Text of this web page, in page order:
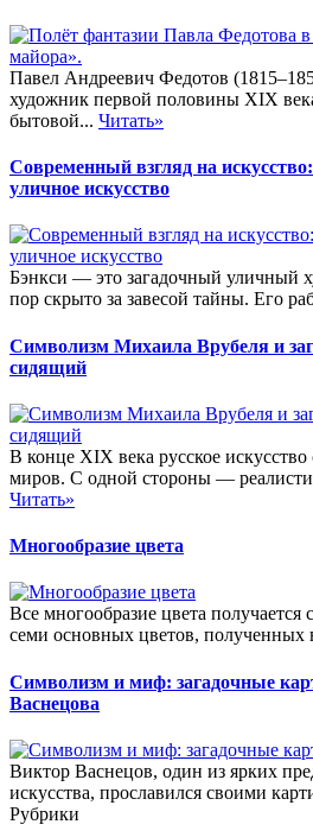
Павел Андреевич Федотов
художник первой половины XIX
бытовой... Читать»
Современный взгляд на
уличное искусство
Бэнкси — это загадочный уличный
пор скрыто за завесой тайны. Его
Символизм Михаила Врубеля и
сидящий
В конце XIX века русское искусство
миров. С одной стороны —
Читать»
Многообразие цвета
Все многообразие цвета
семи основных цветов, полученных в
Символизм и миф: загадочные
Васнецова
Виктор Васнецов, один из ярких
искусства, прославился своими
Рубрики